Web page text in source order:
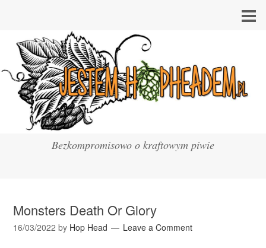
Bezkompromisowo o kraftowym piwie
Monsters Death Or Glory
16/03/2022 by Hop Head Leave a Comment